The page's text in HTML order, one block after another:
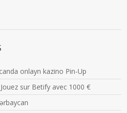
onlayn kazino Pin-Up
sur Betify avec 1000 €